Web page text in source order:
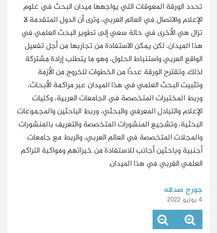
تحدد الورقة المعوقات التي يواجهها ميدان البحث في علوم
الإعلام والاتصال في العالم العربي، وترى أن الدول المتقدمة لا
تزال هي الأخرى في حالة سعي إلى تطوير البحث العلمي في
هذا الميدان، لكن يمكن الاستفادة من تجاربها من أجل تفعيل
الواقع العربي واستنباط الحلول، وهو ما يتطلب إرادة مشتركة
لذلك. وتقترح الورقة عددًا من الخطوات للخروج من الأزمة
وتثبيت البحث العلمي في هذا الميدان عبر مراكمة الأبحاث،
وربط المختبرات المتخصصة في الجامعات العربية، وكليات
الإعلام والتبادل المعرفي والبحثي، وربط الباحثين والمجموعات
البحثية، وتشجيع المنشورات المتخصصة والتعريف بالمنشورات
والمجلات المتخصصة في العالم العربي، والربط مع جامعات
أجنبية وباحثين أجانب للاستفادة من خبراتهم ومواكبة التراكم
العلمي الغربي في هذا الميدان.
جورج صدقه
4 يوليو 2022